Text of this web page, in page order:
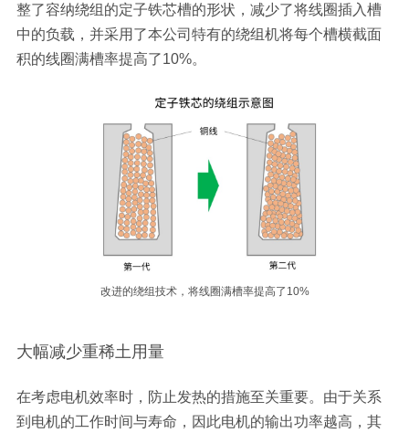
整了容纳绕组的定子铁芯槽的形状，减少了将线圈插入槽
中的负载，并采用了本公司特有的绕组机将每个槽横截面
积的线圈满槽率提高了10%。
改进的绕组技术，将线圈满槽率提高了10%
大幅减少重稀土用量
在考虑电机效率时，防止发热的措施至关重要。由于关系
到电机的工作时间与寿命，因此电机的输出功率越高，其